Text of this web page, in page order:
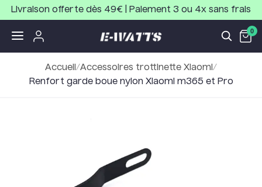
Livraison offerte dès 49€ | Paiement 3 ou 4x sans frais
0
Accueil /Accessoires trottinette Xiaomi /
Renfort garde boue nylon Xiaomi m365 et Pro